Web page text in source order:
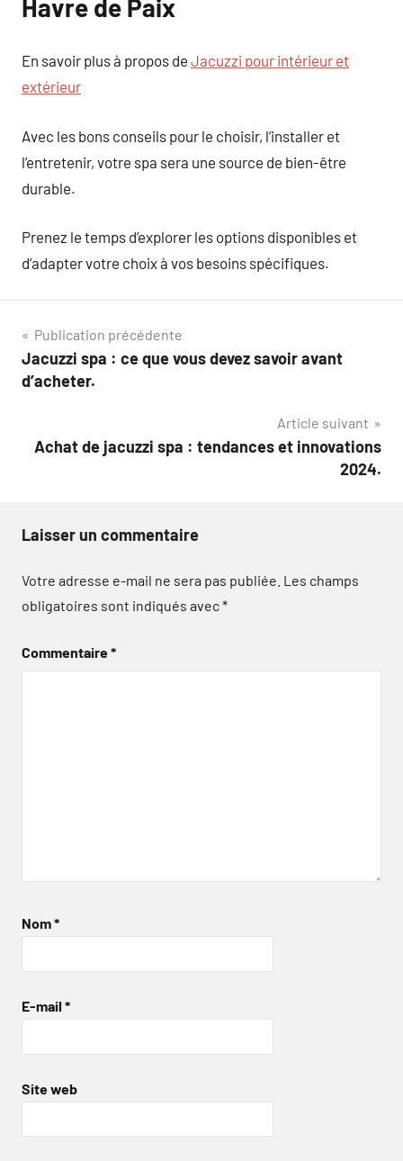
Havre de Paix
En savoir plus à propos de Jacuzzi pour intérieur et
extérieur
Avec les bons conseils pour le choisir, l’installer et
l’entretenir, votre spa sera une source de bien-être
durable.
Prenez le temps d’explorer les options disponibles et
d’adapter votre choix à vos besoins spécifiques.
Navigation
de
Publication précédente
Jacuzzi spa : ce que vous devez savoir avant
d’acheter.
Article suivant
Achat de jacuzzi spa : tendances et innovations
2024.
Laisser un commentaire
Votre adresse e-mail ne sera pas publiée. Les champs
obligatoires sont indiqués avec*
Commentaire*
Nom*
E-mail *
Site web